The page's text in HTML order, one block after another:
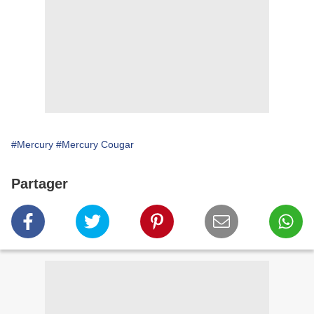
#Mercury #Mercury Cougar
Partager